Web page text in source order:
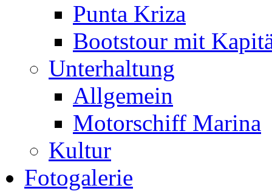
Punta Kriza
Bootstour mit
Unterhaltung
Allgemein
Motorschiff Marina
Kultur
Fotogalerie